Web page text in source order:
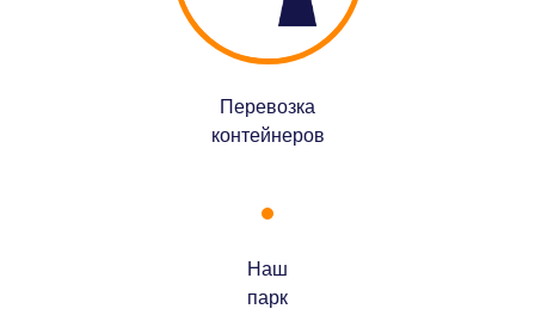
Перевозка
контейнеров
Наш
парк